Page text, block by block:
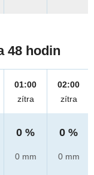
48 hodin
01:00
zítra
0 %
0 mm
02:00
zítra
0 %
0 mm